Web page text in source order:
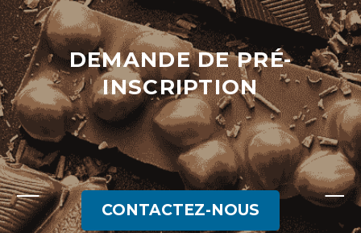
DEMANDE DE PRÉ-
INSCRIPTION
CONTACTEZ-NOUS